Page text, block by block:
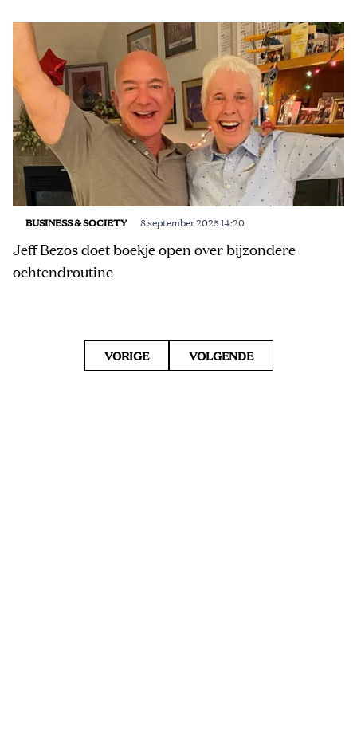
BUSINESS & SOCIETY 8 september 2025 14:20
Jeff Bezos doet boekje open over bijzondere
ochtendroutine
VORIGE VOLGENDE